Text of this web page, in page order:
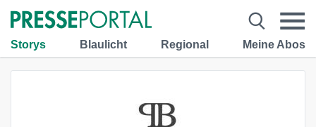
Storys Blaulicht Regional Meine Abos